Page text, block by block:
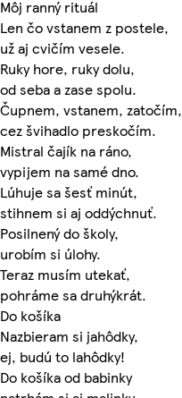
Môj ranný rituál
Len čo vstanem z postele,
už aj cvičím vesele.
Ruky hore, ruky dolu,
od seba a zase spolu.
Čupnem, vstanem, zatočím,
cez švihadlo preskočím.
Mistral čajík na ráno,
vypijem na samé dno.
Lúhuje sa šesť minút,
stihnem si aj oddýchnuť.
Posilnený do školy,
urobím si úlohy.
Teraz musím utekať,
pohráme sa druhýkrát.
Do košíka
Nazbieram si jahôdky,
ej, budú to lahôdky!
Do košíka od babinky